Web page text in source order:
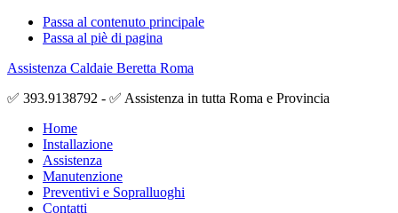
Passa al contenuto principale
Passa al piè di pagina
Assistenza Caldaie Beretta Roma
✅ 393.9138792 - ✅ Assistenza in tutta Roma e Provincia
Home
Installazione
Assistenza
Manutenzione
Preventivi e Sopralluoghi
Contatti